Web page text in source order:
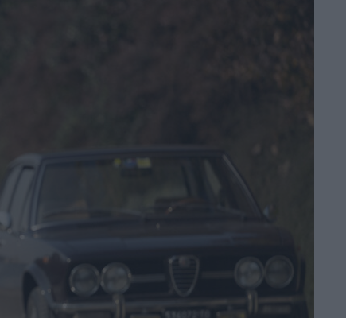
Sky e NOW
novità di agosto
Sam Neill apparirà
in The Legend of